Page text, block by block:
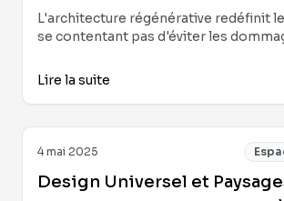
L'architecture régénérative redéfinit
se contentant pas d'éviter les
biodiversité et en créant des
exploiter son potentiel dans les
immobiliers et de design.
Lire la suite
4 mai 2025
Design Universel et